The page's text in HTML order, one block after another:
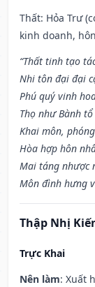
Thất: Hỏa Trư
kinh doanh,
“Thất tinh tạo
Nhi tôn đại đại
Phú quý vinh
Thọ như Bành
Khai môn,
Hòa hợp hôn
Mai táng nhược
Môn đình hưng
Thập Nhị
Trực Khai
Nên làm: Xuất